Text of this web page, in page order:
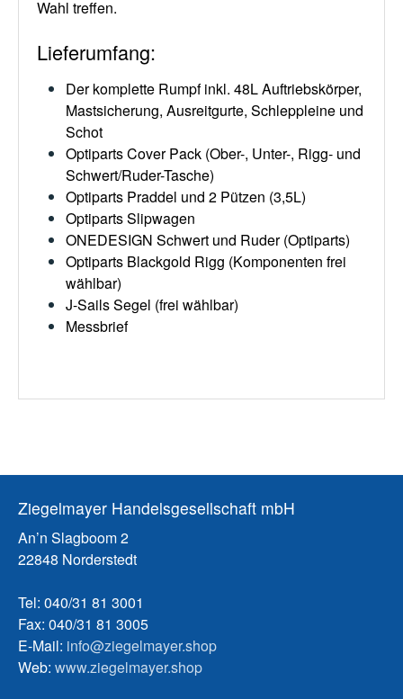
Wahl treffen.
Lieferumfang:
Der komplette Rumpf inkl. 48L Auftriebskörper,
Mastsicherung, Ausreitgurte, Schleppleine und
Schot
Optiparts Cover Pack (Ober-, Unter-, Rigg- und
Schwert/Ruder-Tasche)
Optiparts Praddel und 2 Pützen (3,5L)
Optiparts Slipwagen
ONEDESIGN Schwert und Ruder (Optiparts)
Optiparts Blackgold Rigg (Komponenten frei
wählbar)
J-Sails Segel (frei wählbar)
Messbrief
Ziegelmayer Handelsgesellschaft mbH
An’n Slagboom 2
22848 Norderstedt
Tel: 040/31 81 3001
Fax: 040/31 81 3005
E-Mail: info@ziegelmayer.shop
Web: www.ziegelmayer.shop